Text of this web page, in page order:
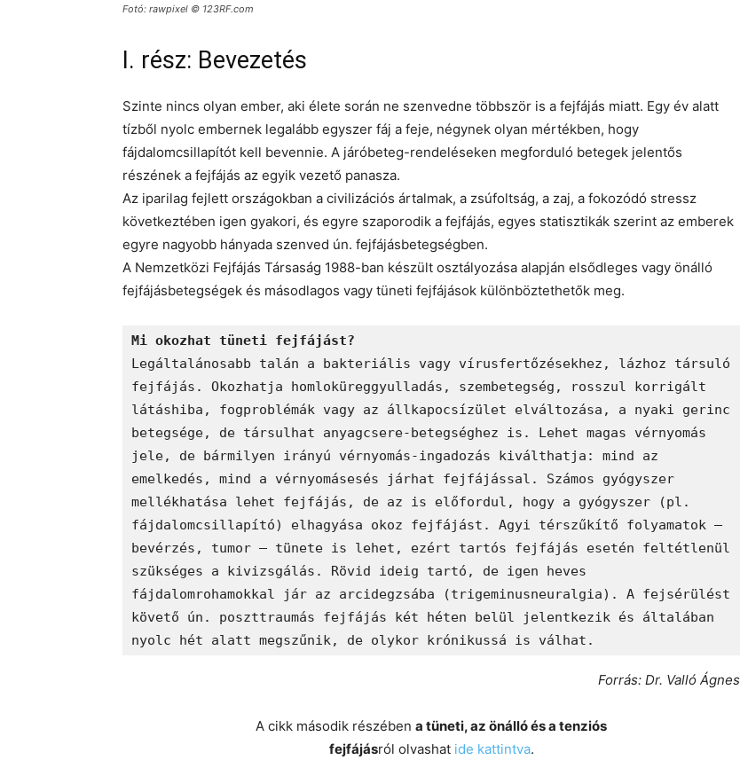
Fotó: rawpixel © 123RF.com
I. rész: Bevezetés
Szinte nincs olyan ember, aki élete során ne szenvedne többször is a fejfájás miatt. Egy év alatt
tízből nyolc embernek legalább egyszer fáj a feje, négynek olyan mértékben, hogy
fájdalomcsillapítót kell bevennie. A járóbeteg-rendeléseken megforduló betegek jelentős
részének a fejfájás az egyik vezető panasza.
Az iparilag fejlett országokban a civilizációs ártalmak, a zsúfoltság, a zaj, a fokozódó stressz
következtében igen gyakori, és egyre szaporodik a fejfájás, egyes statisztikák szerint az emberek
egyre nagyobb hányada szenved ún. fejfájásbetegségben.
A Nemzetközi Fejfájás Társaság 1988-ban készült osztályozása alapján elsődleges vagy önálló
fejfájásbetegségek és másodlagos vagy tüneti fejfájások különböztethetők meg.
Mi okozhat tüneti fejfájást?
Legáltalánosabb talán a bakteriális vagy vírusfertőzésekhez, lázhoz társuló
fejfájás. Okozhatja homloküreggyulladás, szembetegség, rosszul korrigált
látáshiba, fogproblémák vagy az állkapocsízület elváltozása, a nyaki gerinc
betegsége, de társulhat anyagcsere-betegséghez is. Lehet magas vérnyomás
jele, de bármilyen irányú vérnyomás-ingadozás kiválthatja: mind az
emelkedés, mind a vérnyomásesés járhat fejfájással. Számos gyógyszer
mellékhatása lehet fejfájás, de az is előfordul, hogy a gyógyszer (pl.
fájdalomcsillapító) elhagyása okoz fejfájást. Agyi térszűkítő folyamatok –
bevérzés, tumor – tünete is lehet, ezért tartós fejfájás esetén feltétlenül
szükséges a kivizsgálás. Rövid ideig tartó, de igen heves
fájdalomrohamokkal jár az arcidegzsába (trigeminusneuralgia). A fejsérülést
követő ún. poszttraumás fejfájás két héten belül jelentkezik és általában
nyolc hét alatt megszűnik, de olykor krónikussá is válhat.
Forrás: Dr. Valló Ágnes
A cikk második részében a tüneti, az önálló és a tenziós
fejfájásról olvashat ide kattintva.